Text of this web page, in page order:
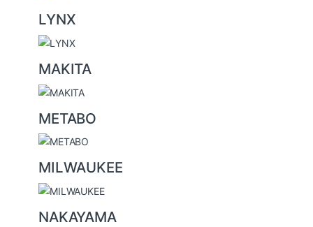
LYNX
MAKITA
METABO
MILWAUKEE
NAKAYAMA